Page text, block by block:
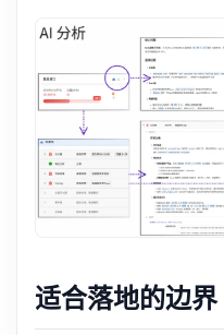
适合落地的边界